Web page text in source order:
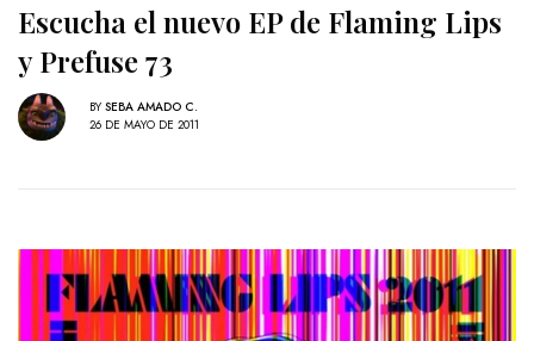
Escucha el nuevo EP de Flaming Lips
y Prefuse 73
BY SEBA AMADO C.
26 DE MAYO DE 2011